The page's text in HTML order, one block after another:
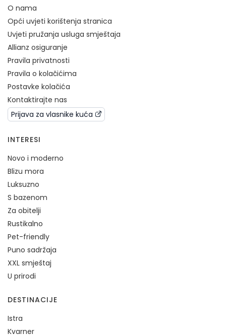
O nama
Opći uvjeti korištenja stranica
Uvjeti pružanja usluga smještaja
Allianz osiguranje
Pravila privatnosti
Pravila o kolačićima
Postavke kolačića
Kontaktirajte nas
Prijava za vlasnike kuća
INTERESI
Novo i moderno
Blizu mora
Luksuzno
S bazenom
Za obitelji
Rustikalno
Pet-friendly
Puno sadržaja
XXL smještaj
U prirodi
DESTINACIJE
Istra
Kvarner